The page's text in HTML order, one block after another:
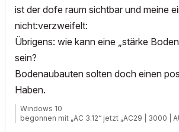
ist der dofe raum sichtbar und meine
nicht:verzweifelt:
Übrigens: wie kann eine „stärke
sein?
Bodenaubauten solten doch einen
Haben.
Windows 10
begonnen mit „AC 3.12“ jetzt „AC29 | 3000 |